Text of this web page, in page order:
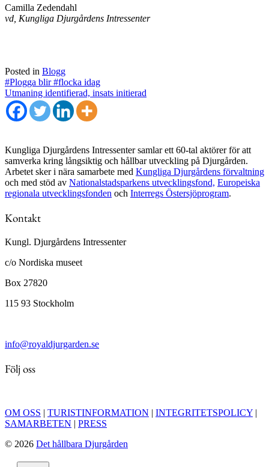
Camilla Zedendahl
vd, Kungliga Djurgårdens Intressenter
Posted in Blogg
Inläggsnavigering
#Plogga blir #flocka idag
Utmaning identifierad, insats initierad
Kungliga Djurgårdens Intressenter samlar ett 60-tal aktörer för att
samverka kring långsiktig och hållbar utveckling på Djurgården.
Arbetet sker i nära samarbete med Kungliga Djurgårdens förvaltning
och med stöd av Nationalstadsparkens utvecklingsfond, Europeiska
regionala utvecklingsfonden och Interregs Östersjöprogram.
Kontakt
Kungl. Djurgårdens Intressenter
c/o Nordiska museet
Box 27820
115 93 Stockholm
info@royaldjurgarden.se
Följ oss
OM OSS | TURISTINFORMATION | INTEGRITETSPOLICY |
SAMARBETEN | PRESS
© 2026 Det hållbara Djurgården